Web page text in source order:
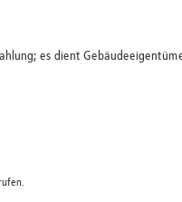
es dient